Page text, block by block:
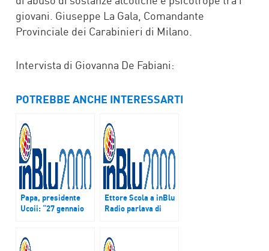
giovani. Giuseppe La Gala, Comandante
Provinciale dei Carabinieri di Milano.
Intervista di Giovanna De Fabiani:
POTREBBE ANCHE INTERESSARTI
Papa, presidente
Ucoii: “27 gennaio
Ettore Scola a inBlu
Radio parlava di
potere”